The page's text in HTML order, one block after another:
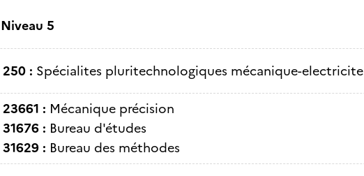
Niveau 5
250 : Spécialites pluritechnologiques mécanique-electricite
23661 : Mécanique précision
31676 : Bureau d'études
31629 : Bureau des méthodes